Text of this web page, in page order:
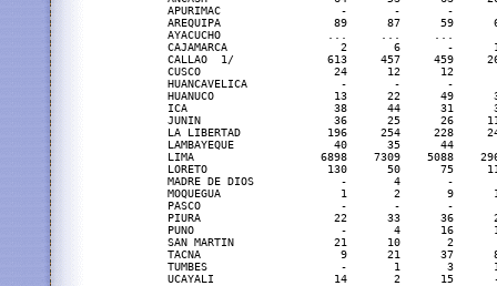
APURIMAC                  -       -       -
AREQUIPA                 89      87      59
AYACUCHO                ...     ...
CAJAMARCA                 2       6       -
CALLAO  1/              613     457     459
CUSCO                    24      12      12
HUANCAVELICA              -       -
HUANUCO                  13      22      49
ICA                      38      44      31
JUNIN                    36      25      26
LA LIBERTAD             196     254     228
LAMBAYEQUE               40      35      44
LIMA                   6898    7309    5088
LORETO                  130      50      75
MADRE DE DIOS             -       4
MOQUEGUA                  1       2       9
PASCO                     -       -       -
PIURA                    22      33      36
PUNO                      -       4      16
SAN MARTIN               21      10
TACNA                     9      21      37
TUMBES                    -       1       3
UCAYALI                  14       2      15